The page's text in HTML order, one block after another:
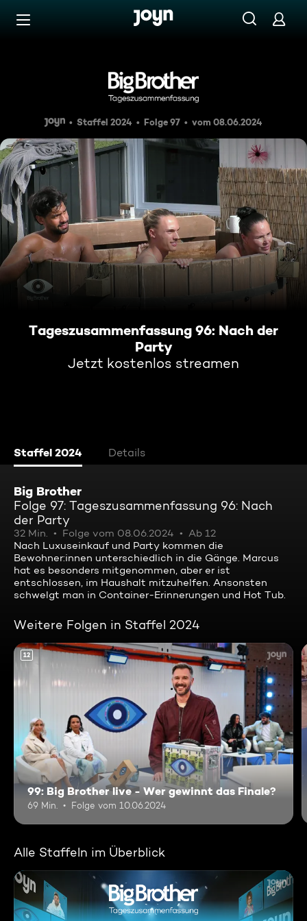
Zum Inhalt springen
Tageszusammenfassung 96:
Staffel 2024 Folge 97 vom 08.06.2024
Tageszusammenfassung 96: Nach der
Party
Jetzt kostenlos streamen
Staffel 2024 Details
Big Brother
Folge 97: Tageszusammenfassung 96: Nach
der Party
32 Min. Folge vom 08.06.2024
Ab 12
Nach Luxuseinkauf und Party kommen die
Bewohner:innen unterschiedlich in die Gänge. Marcus
hat es besonders mitgenommen, aber er ist
entschlossen, im Haushalt mitzuhelfen. Ansonsten
schwelgt man in Container-Erinnerungen und Hot Tub.
Weitere Folgen in Staffel 2024
12
99: Big Brother live - Wer gewinnt das Finale?
69 Min. Folge vom 10.06.2024
Alle Staffeln im Überblick